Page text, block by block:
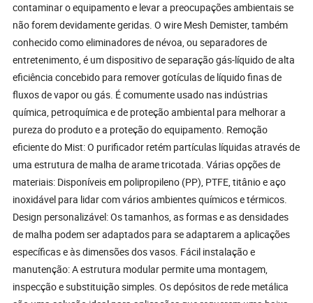
contaminar o equipamento e levar a preocupações ambientais se
não forem devidamente geridas. O wire Mesh Demister, também
conhecido como eliminadores de névoa, ou separadores de
entretenimento, é um dispositivo de separação gás-líquido de alta
eficiência concebido para remover gotículas de líquido finas de
fluxos de vapor ou gás. É comumente usado nas indústrias
química, petroquímica e de proteção ambiental para melhorar a
pureza do produto e a proteção do equipamento. Remoção
eficiente do Mist: O purificador retém partículas líquidas através de
uma estrutura de malha de arame tricotada. Várias opções de
materiais: Disponíveis em polipropileno (PP), PTFE, titânio e aço
inoxidável para lidar com vários ambientes químicos e térmicos.
Design personalizável: Os tamanhos, as formas e as densidades
de malha podem ser adaptados para se adaptarem a aplicações
específicas e às dimensões dos vasos. Fácil instalação e
manutenção: A estrutura modular permite uma montagem,
inspecção e substituição simples. Os depósitos de rede metálica